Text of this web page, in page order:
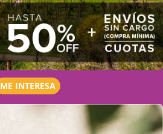
ME INTERESA